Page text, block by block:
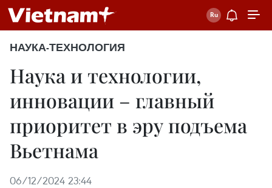
НАУКА-ТЕХНОЛОГИЯ
Наука и технологии,
инновации – главный
приоритет в эру подъема
Вьетнама
06/12/2024 23:44